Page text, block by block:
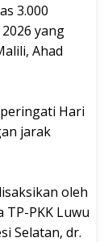
3.000
yang
Ahad
Hari
jarak
oleh
PKK Luwu
Selatan, dr.